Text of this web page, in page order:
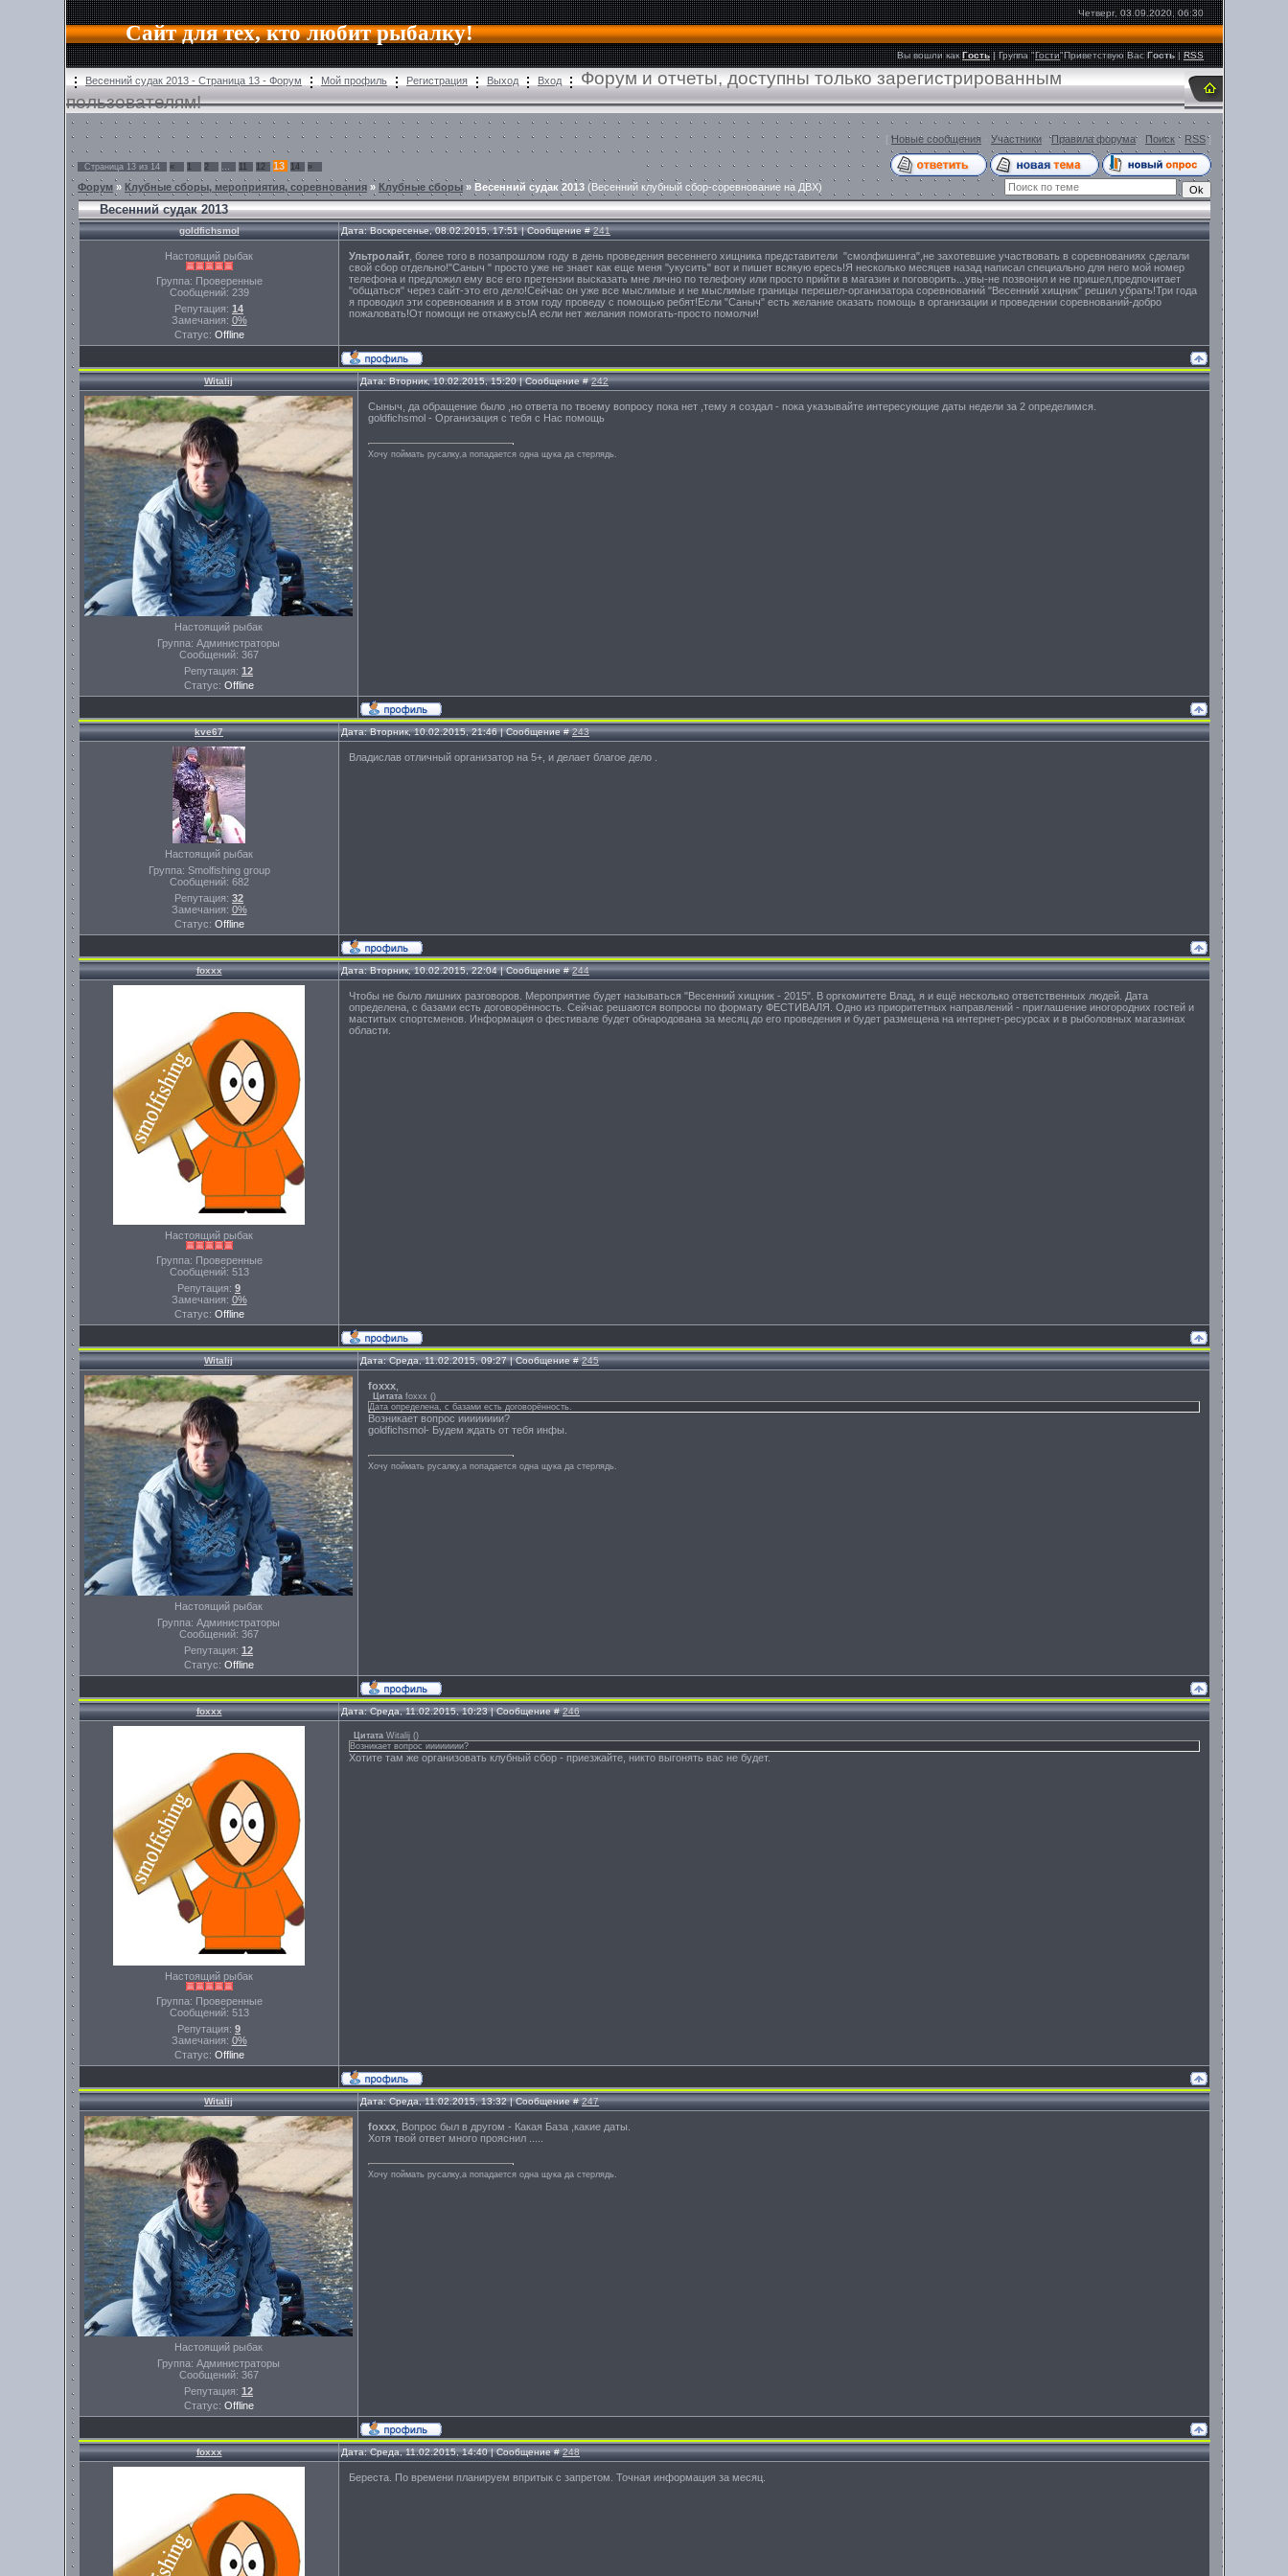
Сайт для тех, кто любит рыбалку!
Четверг, 03.09.2020, 06:30
Вы вошли как Гость|Группа"Гости"Приветствую Вас Гость |RSS
Весенний судак 2013 - Страница 13 - Форум Мой профиль Регистрация Выход Вход
Форум и отчеты, доступны только зарегистрированным
пользователям!
[ Новые сообщения Участники ·Правила форума· Поиск · RSS]
Страница 13 из 14 « 1 2 … 11 12 13 14 »
Форум » Клубные сборы, мероприятия, соревнования » Клубные сборы » Весенний судак 2013 (Весенний клубный сбор-соревнование на ДВХ)
Весенний судак 2013
goldfichsmol Дата: Воскресенье, 08.02.2015, 17:51 | Сообщение #241
Настоящий рыбак
Группа: Проверенные
Сообщений: 239
Репутация: 14
Замечания: 0%
Статус: Offline
Ультролайт , более того в позапрошлом году в день проведения весеннего хищника представители "смолфишинга",не захотевшие участвовать в соревнованиях сделали
свой сбор отдельно!"Саныч " просто уже не знает как еще меня "укусить" вот и пишет всякую ересь!Я несколько месяцев назад написал специально для него мой номер
телефона и предложил ему все его претензии высказать мне лично по телефону или просто прийти в магазин и поговорить...увы-не позвонил и не пришел,предпочитает
"общаться" через сайт-это его дело!Сейчас он уже все мыслимые и не мыслимые границы перешел-организатора соревнований "Весенний хищник" решил убрать!Три года
я проводил эти соревнования и в этом году проведу с помощью ребят!Если "Саныч" есть желание оказать помощь в организации и проведении соревнований-добро
пожаловать!От помощи не откажусь!А если нет желания помогать-просто помолчи!
Witalij Дата: Вторник, 10.02.2015, 15:20 | Сообщение #242
Настоящий рыбак
Группа: Администраторы
Сообщений: 367
Репутация: 12
Статус: Offline
Сыныч, да обращение было ,но ответа по твоему вопросу пока нет ,тему я создал - пока указывайте интересующие даты недели за 2 определимся.
goldfichsmol - Организация с тебя с Нас помощь
Хочу поймать русалку,а попадается одна щука да стерлядь.
kve67 Дата: Вторник, 10.02.2015, 21:46 | Сообщение #243
Настоящий рыбак
Группа: Smolfishing group
Сообщений: 682
Репутация: 32
Замечания: 0%
Статус: Offline
Владислав отличный организатор на 5+, и делает благое дело .
foxxx Дата: Вторник, 10.02.2015, 22:04 | Сообщение #244
Настоящий рыбак
Группа: Проверенные
Сообщений: 513
Репутация: 9
Замечания: 0%
Статус: Offline
Чтобы не было лишних разговоров. Мероприятие будет называться "Весенний хищник - 2015". В оргкомитете Влад, я и ещё несколько ответственных людей. Дата
определена, с базами есть договорённость. Сейчас решаются вопросы по формату ФЕСТИВАЛЯ. Одно из приоритетных направлений - приглашение иногородних гостей и
маститых спортсменов. Информация о фестивале будет обнародована за месяц до его проведения и будет размещена на интернет-ресурсах и в рыболовных магазинах
области.
Witalij Дата: Среда, 11.02.2015, 09:27 | Сообщение #245
Настоящий рыбак
Группа: Администраторы
Сообщений: 367
Репутация: 12
Статус: Offline
foxxx
Цитата foxxx ()
Дата определена, с базами есть договорённость.
Возникает вопрос ииииииии?
goldfichsmol- Будем ждать от тебя инфы.
Хочу поймать русалку,а попадается одна щука да стерлядь.
foxxx Дата: Среда, 11.02.2015, 10:23 | Сообщение #246
Настоящий рыбак
Группа: Проверенные
Сообщений: 513
Репутация: 9
Замечания: 0%
Статус: Offline
Цитата Witalij ()
Возникает вопрос ииииииии?
Хотите там же организовать клубный сбор - приезжайте, никто выгонять вас не будет.
Witalij Дата: Среда, 11.02.2015, 13:32 | Сообщение #247
Настоящий рыбак
Группа: Администраторы
Сообщений: 367
Репутация: 12
Статус: Offline
foxxx , Вопрос был в другом - Какая База ,какие даты.
Хотя твой ответ много прояснил .....
Хочу поймать русалку,а попадается одна щука да стерлядь.
foxxx Дата: Среда, 11.02.2015, 14:40 | Сообщение #248
Береста. По времени планируем впритык с запретом. Точная информация за месяц.